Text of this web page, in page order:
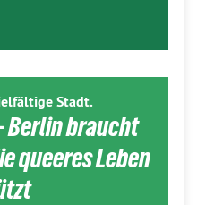
Stadt.
Berlin braucht
queeres Leben